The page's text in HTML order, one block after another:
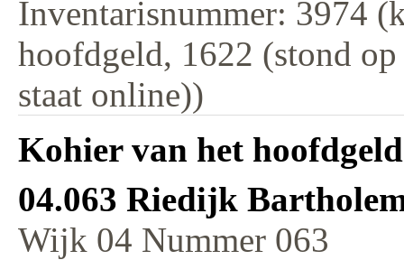
Inventarisnummer: 3974
hoofdgeld, 1622 (stond
staat online))
Kohier van het
04.063 Riedijk
Wijk 04 Nummer 063